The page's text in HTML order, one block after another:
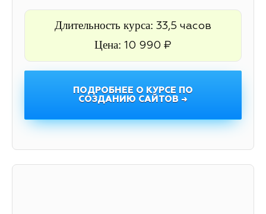
Длительность курса: 33,5 часов
Цена: 10 990 ₽
ПОДРОБНЕЕ О КУРСЕ ПО
СОЗДАНИЮ САЙТОВ →